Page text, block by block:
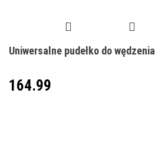
Uniwersalne pudełko do wędzenia
164.99